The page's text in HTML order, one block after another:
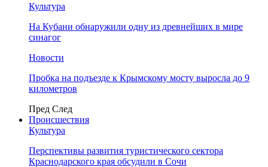
Культура
На Кубани обнаружили одну из древнейших в мире
синагог
Новости
Пробка на подъезде к Крымскому мосту выросла до 9
километров
Пред След
Происшествия
Культура
Перспективы развития туристического сектора
Краснодарского края обсудили в Сочи